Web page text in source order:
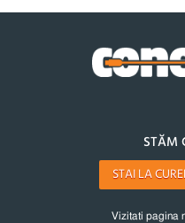
STĂM
STAI LA
Vizitati pagina